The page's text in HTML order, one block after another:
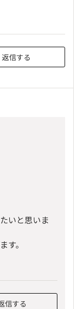
返信する
いと思いま
す。
信する